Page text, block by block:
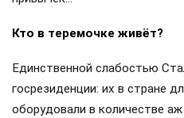
Кто в теремочке живёт?
Единственной слабостью
госрезиденции: их в стране
оборудовали в количестве